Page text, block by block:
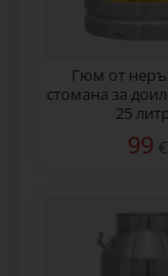
Гюм от
стомана за
25
99 €